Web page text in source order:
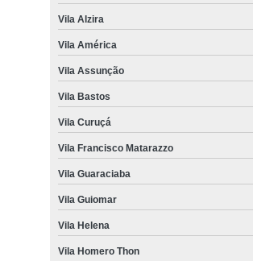
Vila Alzira
Vila América
Vila Assunção
Vila Bastos
Vila Curuçá
Vila Francisco Matarazzo
Vila Guaraciaba
Vila Guiomar
Vila Helena
Vila Homero Thon